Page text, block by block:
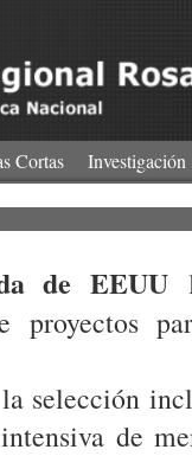
Cortas Investigación
de EEUU
proyectos
selección
de